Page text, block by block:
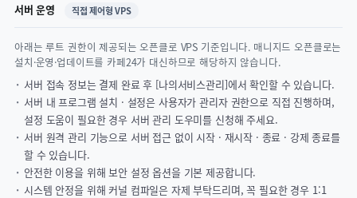
서버 운영 직접 제어형 VPS
아래는 루트 권한이 제공되는 오픈클로 VPS 기준입니다. 매니지드 오픈클로는
설치·운영·업데이트를 카페24가 대신하므로 해당하지 않습니다.
서버 접속 정보는 결제 완료 후 [나의서비스관리]에서 확인할 수 있습니다.
서버 내 프로그램 설치 · 설정은 사용자가 관리자 권한으로 직접 진행하며,
설정 도움이 필요한 경우 서버 관리 도우미를 신청해 주세요.
서버 원격 관리 기능으로 서버 접근 없이 시작 · 재시작 · 종료 · 강제 종료를
할 수 있습니다.
안전한 이용을 위해 보안 설정 옵션을 기본 제공합니다.
시스템 안정을 위해 커널 컴파일은 자제 부탁드리며, 꼭 필요한 경우 1:1